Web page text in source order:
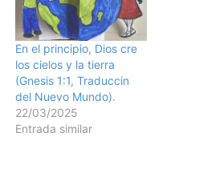
En el principio, Dios cre
los cielos y la tierra
(Gnesis 1:1, Traduccin
del Nuevo Mundo).
22/03/2025
Entrada similar